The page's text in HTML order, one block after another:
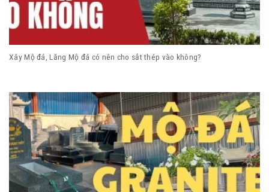
Xây Mộ đá, Lăng Mộ đá có nên cho sắt thép vào không?